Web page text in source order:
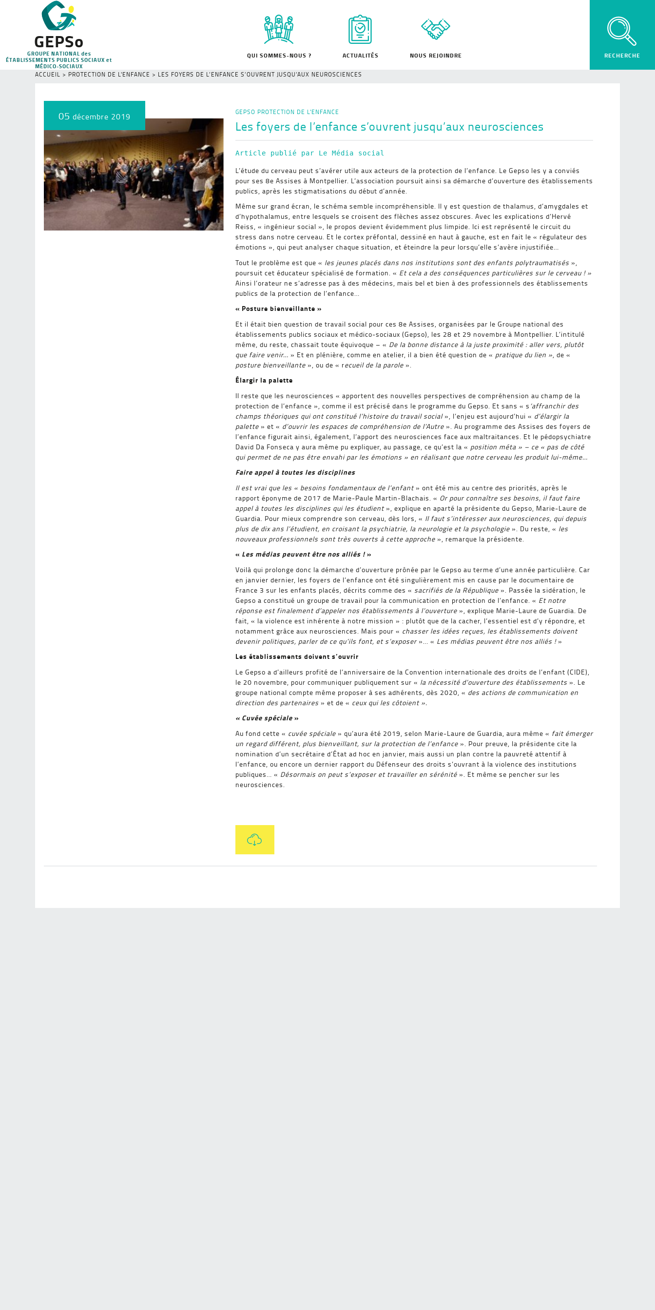
GEPSo
GROUPE NATIONAL des
ÉTABLISSEMENTS PUBLICS SOCIAUX et
MÉDICO-SOCIAUX
QUI SOMMES-NOUS ? ACTUALITÉS NOUS REJOINDRE
ACCUEIL > PROTECTION DE L'ENFANCE > LES FOYERS DE L’ENFANCE S’OUVRENT JUSQU’AUX NEUROSCIENCES
05 décembre 2019 GEPSO PROTECTION DE L'ENFANCE
Les foyers de l’enfance s’ouvrent jusqu’aux neurosciences
Article publié par Le Média social
L’étude du cerveau peut s’avérer utile aux acteurs de la protection de l’enfance. Le Gepso les y a conviés
pour ses 8e Assises à Montpellier. L’association poursuit ainsi sa démarche d’ouverture des établissements
publics, après les stigmatisations du début d’année.
Même sur grand écran, le schéma semble incompréhensible. Il y est question de thalamus, d’amygdales et
d’hypothalamus, entre lesquels se croisent des flèches assez obscures. Avec les explications d’Hervé
Reiss, « ingénieur social », le propos devient évidemment plus limpide. Ici est représenté le circuit du
stress dans notre cerveau. Et le cortex préfontal, dessiné en haut à gauche, est en fait le « régulateur des
émotions », qui peut analyser chaque situation, et éteindre la peur lorsqu’elle s’avère injustifiée…
Tout le problème est que « les jeunes placés dans nos institutions sont des enfants polytraumatisés»,
poursuit cet éducateur spécialisé de formation. « Et cela a des conséquences particulières sur le cerveau ! »
Ainsi l’orateur ne s’adresse pas à des médecins, mais bel et bien à des professionnels des établissements
publics de la protection de l’enfance…
« Posture bienveillante »
Et il était bien question de travail social pour ces 8e Assises, organisées par le Groupe national des
établissements publics sociaux et médico-sociaux (Gepso), les 28 et 29 novembre à Montpellier. L’intitulé
même, du reste, chassait toute équivoque – « De la bonne distance à la juste proximité : aller vers, plutôt
que faire venir… » Et en plénière, comme en atelier, il a bien été question de « pratique du lien », de «
posture bienveillante», ou de « recueil de la parole».
Élargir la palette
Il reste que les neurosciences « apportent des nouvelles perspectives de compréhension au champ de la
protection de l’enfance », comme il est précisé dans le programme du Gepso. Et sans « s ‘affranchir des
champs théoriques qui ont constitué l’histoire du travail social», l’enjeu est aujourd’hui « d’élargir la
palette» et « d’ouvrir les espaces de compréhension de l’Autre». Au programme des Assises des foyers de
l’enfance figurait ainsi, également, l’apport des neurosciences face aux maltraitances. Et le pédopsychiatre
David Da Fonseca y aura même pu expliquer, au passage, ce qu’est la « position méta » – ce « pas de côté
qui permet de ne pas être envahi par les émotions » en réalisant que notre cerveau les produit lui-même…
Faire appel à toutes les disciplines
Il est vrai que les « besoins fondamentaux de l’enfant» ont été mis au centre des priorités, après le
rapport éponyme de 2017 de Marie-Paule Martin-Blachais. « Or pour connaître ses besoins, il faut faire
appel à toutes les disciplines qui les étudient», explique en aparté la présidente du Gepso, Marie-Laure de
Guardia. Pour mieux comprendre son cerveau, dès lors, « Il faut s’intéresser aux neurosciences, qui depuis
plus de dix ans l’étudient, en croisant la psychiatrie, la neurologie et la psychologie». Du reste, « les
nouveaux professionnels sont très ouverts à cette approche», remarque la présidente.
« Les médias peuvent être nos alliés !»
Voilà qui prolonge donc la démarche d’ouverture prônée par le Gepso au terme d’une année particulière. Car
en janvier dernier, les foyers de l’enfance ont été singulièrement mis en cause par le documentaire de
France 3 sur les enfants placés, décrits comme des « sacrifiés de la République». Passée la sidération, le
Gepso a constitué un groupe de travail pour la communication en protection de l’enfance. « Et notre
réponse est finalement d’appeler nos établissements à l’ouverture», explique Marie-Laure de Guardia. De
fait, « la violence est inhérente à notre mission » : plutôt que de la cacher, l’essentiel est d’y répondre, et
notamment grâce aux neurosciences. Mais pour « chasser les idées reçues, les établissements doivent
devenir politiques, parler de ce qu’ils font, et s’exposer»… « Les médias peuvent être nos alliés !»
Les établissements doivent s’ouvrir
Le Gepso a d’ailleurs profité de l’anniversaire de la Convention internationale des droits de l’enfant (CIDE),
le 20 novembre, pour communiquer publiquement sur « la nécessité d’ouverture des établissements». Le
groupe national compte même proposer à ses adhérents, dès 2020, « des actions de communication en
direction des partenaires» et de « ceux qui les côtoient ».
« Cuvée spéciale»
Au fond cette « cuvée spéciale» qu’aura été 2019, selon Marie-Laure de Guardia, aura même « fait émerger
un regard différent, plus bienveillant, sur la protection de l’enfance». Pour preuve, la présidente cite la
nomination d’un secrétaire d’État ad hoc en janvier, mais aussi un plan contre la pauvreté attentif à
l’enfance, ou encore un dernier rapport du Défenseur des droits s’ouvrant à la violence des institutions
publiques… « Désormais on peut s’exposer et travailler en sérénité». Et même se pencher sur les
neurosciences.